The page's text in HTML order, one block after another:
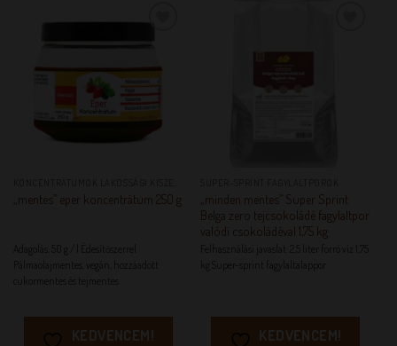
„mentes” eper koncentrátum 250 g
Adagolás: 50 g / l Édesítőszerrel
Pálmaolajmentes, vegán, hozzáadott
cukormentes és tejmentes
KEDVENCEM!
„minden mentes” Super Sprint
Belga zero tejcsokoládé fagylaltpor
valódi csokoládéval 1,75 kg
Felhasználási javaslat: 2,5 liter forró víz 1,75
KEDVENCEM!